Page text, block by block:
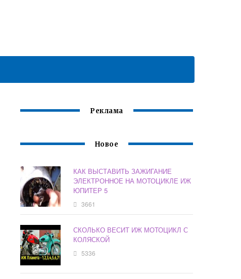
Реклама
Новое
КАК ВЫСТАВИТЬ ЗАЖИГАНИЕ
ЭЛЕКТРОННОЕ НА МОТОЦИКЛЕ ИЖ
ЮПИТЕР 5
3661
СКОЛЬКО ВЕСИТ ИЖ МОТОЦИКЛ С
КОЛЯСКОЙ
5336